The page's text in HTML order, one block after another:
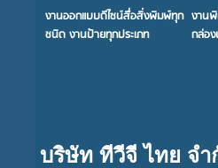
งานออกแบบดีไซน์สื่อสิ่งพิมพ์ทุก
ชนิด งานป้ายทุกประเภท
งาน
กล่อ
บริษัท ทีวีจี ไทย จำ